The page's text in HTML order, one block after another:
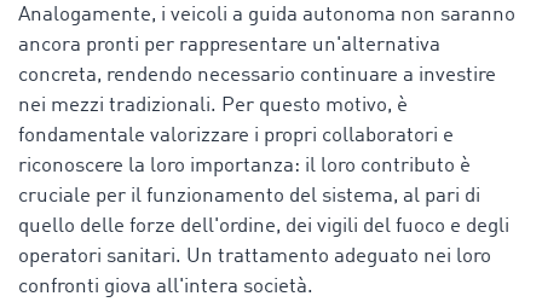
Analogamente, i veicoli a guida autonoma non saranno
ancora pronti per rappresentare un'alternativa
concreta, rendendo necessario continuare a investire
nei mezzi tradizionali. Per questo motivo, è
fondamentale valorizzare i propri collaboratori e
riconoscere la loro importanza: il loro contributo è
cruciale per il funzionamento del sistema, al pari di
quello delle forze dell'ordine, dei vigili del fuoco e degli
operatori sanitari. Un trattamento adeguato nei loro
confronti giova all'intera società.